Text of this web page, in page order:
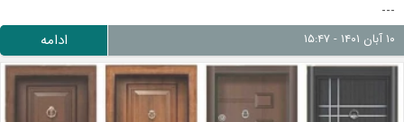
---
ادامه